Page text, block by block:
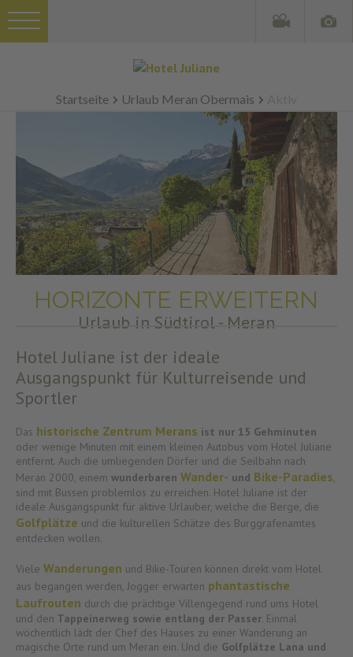
Startseite Urlaub Meran Obermais
HORIZONTE ERWEITERN
Urlaub in Südtirol - Meran
Hotel Juliane ist der ideale
Ausgangspunkt für Kulturreisende und
Sportler
Das historische Zentrum Merans ist nur 15 Gehminuten
oder wenige Minuten mit einem kleinen Autobus vom Hotel Juliane
entfernt. Auch die umliegenden Dörfer und die Seilbahn nach
Meran 2000, einemwunderbarenWander- und Bike-Paradies,
sind mit Bussen problemlos zu erreichen. Hotel Juliane ist der
ideale Ausgangspunkt für aktive Urlauber, welche die Berge, die
Golfplätze und die kulturellen Schätze des Burggrafenamtes
entdecken wollen.
VieleWanderungen und Bike-Touren können direkt vom Hotel
aus begangen werden, Jogger erwarten phantastische
Laufrouten durch die prächtige Villengegend rund ums Hotel
und den Tappeinerweg sowie entlang der Passer. Einmal
wöchentlich lädt der Chef des Hauses zu einer Wanderung an
magische Orte rund um Meran ein. Und die Golfplätze Lana und